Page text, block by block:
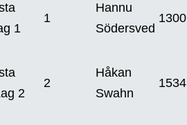
1
1
Hannu
Södersved
1300
2
2
Håkan
Swahn
1534